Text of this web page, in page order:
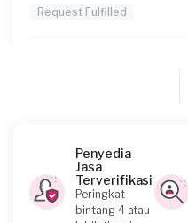
Request Fulfilled
Hampir 2 tahun yang lalu
Tangerang Selatan, Banten
Request Fulfilled
Penyedia
Jasa
Terverifikasi
Peringkat
bintang 4 atau